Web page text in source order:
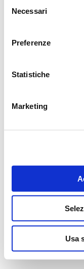
delNecessari
Preferenze
Statistiche
Marketing
Usa